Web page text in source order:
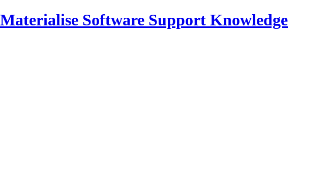
Materialise Software Support Knowledge